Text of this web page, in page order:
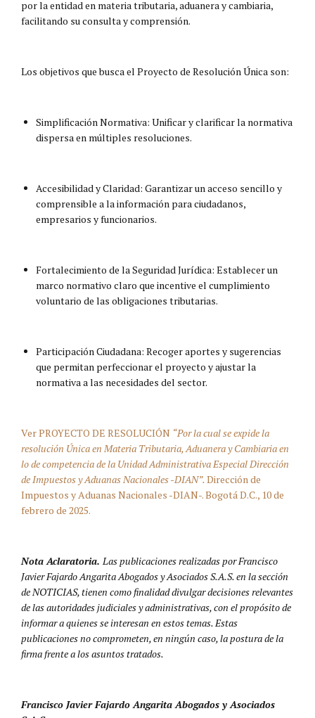
por la entidad en materia tributaria, aduanera y cambiaria,
facilitando su consulta y comprensión.
Los objetivos que busca el Proyecto de Resolución Única son:
Simplificación Normativa: Unificar y clarificar la normativa
dispersa en múltiples resoluciones.​
Accesibilidad y Claridad: Garantizar un acceso sencillo y
comprensible a la información para ciudadanos,
empresarios y funcionarios.​
Fortalecimiento de la Seguridad Jurídica: Establecer un
marco normativo claro que incentive el cumplimiento
voluntario de las obligaciones tributarias.​
Participación Ciudadana: Recoger aportes y sugerencias
que permitan perfeccionar el proyecto y ajustar la
normativa a las necesidades del sector.​
Ver PROYECTO DE RESOLUCIÓN “Por la cual se expide la
resolución Única en Materia Tributaria, Aduanera y Cambiaria en
lo de competencia de la Unidad Administrativa Especial Dirección
de Impuestos y Aduanas Nacionales -DIAN”.Dirección de
Impuestos y Aduanas Nacionales -DIAN-. Bogotá D.C., 10 de
febrero de 2025.
Nota Aclaratoria.Las publicaciones realizadas por Francisco
Javier Fajardo Angarita Abogados y Asociados S.A.S. en la sección
de NOTICIAS, tienen como finalidad divulgar decisiones relevantes
de las autoridades judiciales y administrativas, con el propósito de
informar a quienes se interesan en estos temas. Estas
publicaciones no comprometen, en ningún caso, la postura de la
firma frente a los asuntos tratados.
Francisco Javier Fajardo Angarita Abogados y Asociados